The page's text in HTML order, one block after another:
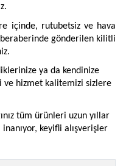
içinde, rutubetsiz ve hava
gönderilen kilitli
ya da kendinize
ve hizmet kalitemizi sizlere
tüm ürünleri uzun yıllar
inanıyor, keyifli alışverişler